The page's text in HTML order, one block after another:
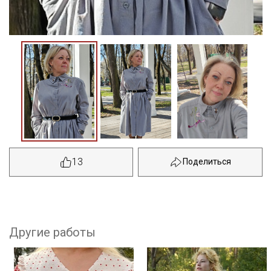
13
Другие работы